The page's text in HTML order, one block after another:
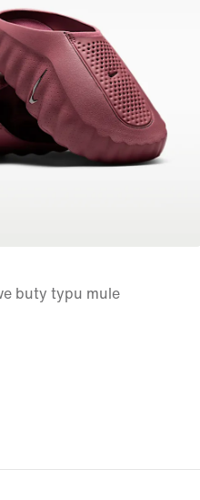
buty typu mule